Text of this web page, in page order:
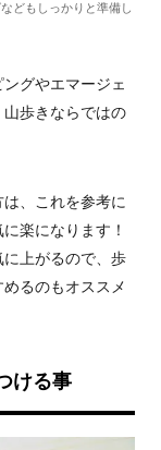
どもしっかりと準備し
グやエマージェ
歩きならではの
、これを参考に
楽になります！
上がるので、歩
るのもオススメ
ける事